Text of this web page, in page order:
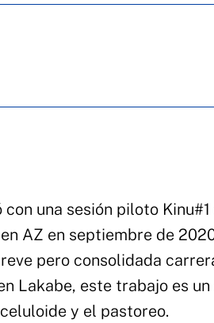
con una sesión piloto
AZ en septiembre de
pero consolidada
Lakabe, este trabajo es
y el pastoreo.